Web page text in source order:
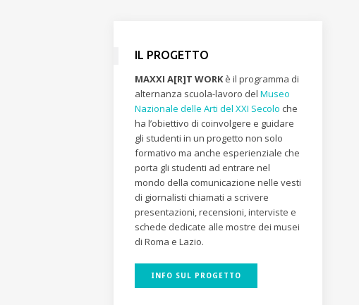
IL PROGETTO
MAXXI A[R]T WORKè il programma di
alternanza scuola-lavoro del Museo
Nazionale delle Arti del XXI Secolo che
ha l’obiettivo di coinvolgere e guidare
gli studenti in un progetto non solo
formativo ma anche esperienziale che
porta gli studenti ad entrare nel
mondo della comunicazione nelle vesti
di giornalisti chiamati a scrivere
presentazioni, recensioni, interviste e
schede dedicate alle mostre dei musei
di Roma e Lazio.
INFO SUL PROGETTO